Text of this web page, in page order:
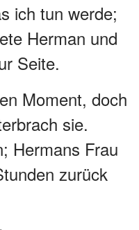
ich tun werde;
Herman und
Seite.
Moment, doch
sie.
Hermans Frau
zurück